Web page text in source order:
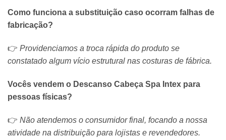
Como funciona a substituição caso ocorram falhas de
fabricação?
👉 Providenciamos a troca rápida do produto se
constatado algum vício estrutural nas costuras de fábrica.
Vocês vendem o Descanso Cabeça Spa Intex para
pessoas físicas?
👉 Não atendemos o consumidor final, focando a nossa
atividade na distribuição para lojistas e revendedores.